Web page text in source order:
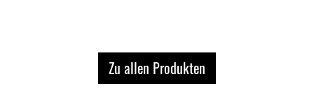
Zu allen Produkten